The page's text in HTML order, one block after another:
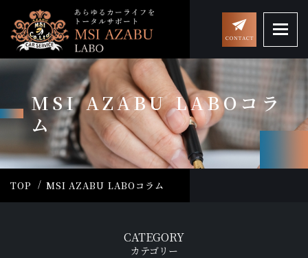
MSI AZABU LABOコラ
ム
TOP MSI AZABU LABOコラム
CATEGORY
カテゴリー